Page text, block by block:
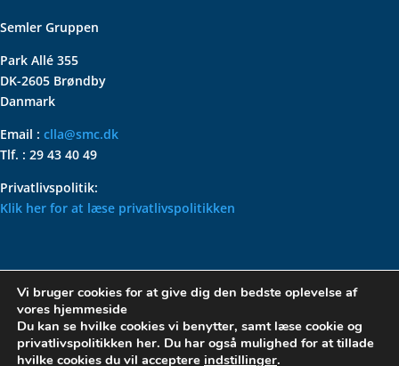
Semler Gruppen
Park Allé 355
DK-2605 Brøndby
Danmark
Email : clla@smc.dk
Tlf. : 29 43 40 49
Privatlivspolitik:
Klik her for at læse privatlivspolitikken
VOLKSWAGEN CLASSIC
PARTS – HOLDER DIN
KLASSISKE VOLKSWAGEN I
TOPFORM
Vi bruger cookies for at give dig den bedste oplevelse af
vores hjemmeside
Du kan se hvilke cookies vi benytter, samt læse cookie og
privatlivspolitikken her. Du har også mulighed for at tillade
hvilke cookies du vil acceptere indstillinger.